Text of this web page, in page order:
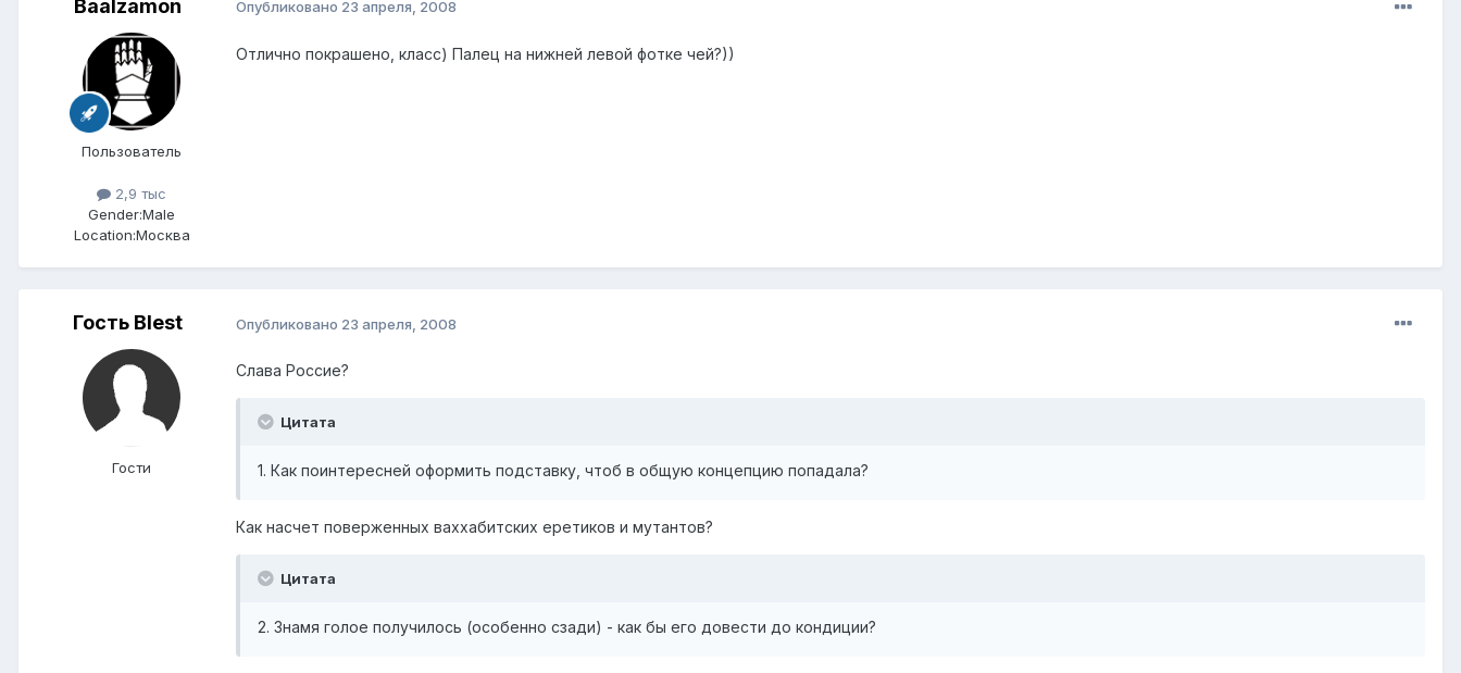
Baalzamon
Пользователь
2,9 тыс
Gender:Male
Location:Москва
Опубликовано 23 апреля, 2008
Отлично покрашено, класс) Палец на нижней левой фотке чей?))
Гость Blest
Гости
Опубликовано 23 апреля, 2008
Слава Россие?
Цитата
1. Как поинтересней оформить подставку, чтоб в общую концепцию попадала?
Как насчет поверженных ваххабитских еретиков и мутантов?
Цитата
2. Знамя голое получилось (особенно сзади) - как бы его довести до кондиции?